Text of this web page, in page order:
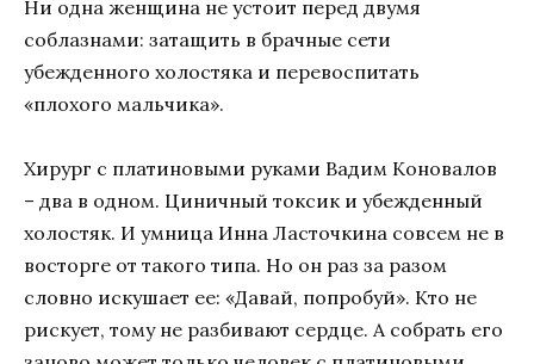
Ни одна женщина не устоит перед двумя
соблазнами: затащить в брачные сети
убежденного холостяка и перевоспитать
«плохого мальчика».
Хирург с платиновыми руками Вадим Коновалов
– два в одном. Циничный токсик и убежденный
холостяк. И умница Инна Ласточкина совсем не в
восторге от такого типа. Но он раз за разом
словно искушает ее: «Давай, попробуй». Кто не
рискует, тому не разбивают сердце. А собрать его